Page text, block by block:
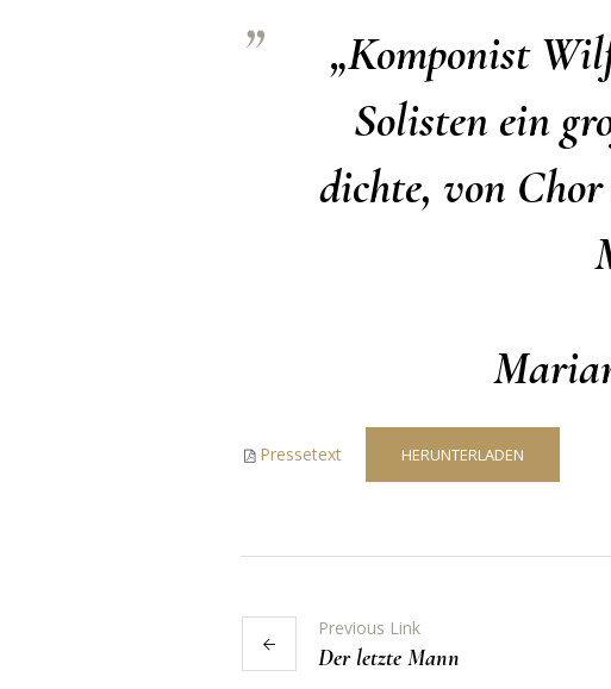
„Komponist
Solisten ein
dichte, von
Pressetext HERUNTERLADEN
Previous Link
Der letzte Mann